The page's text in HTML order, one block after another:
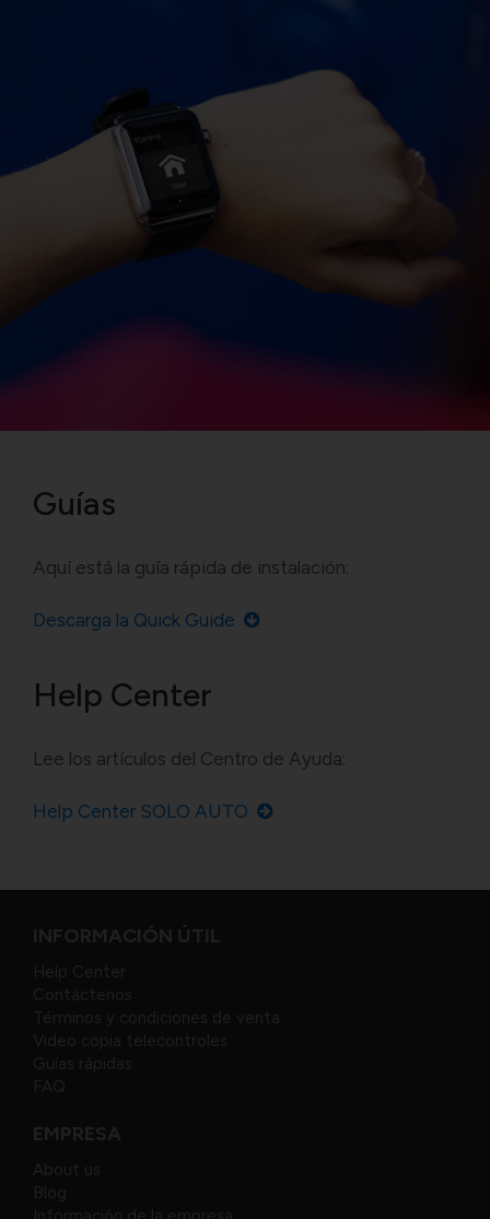
Guías
Aquí está la guía rápida de instalación:
Descarga la Quick Guide
Help Center
Lee los artículos del Centro de Ayuda:
Help Center SOLO AUTO